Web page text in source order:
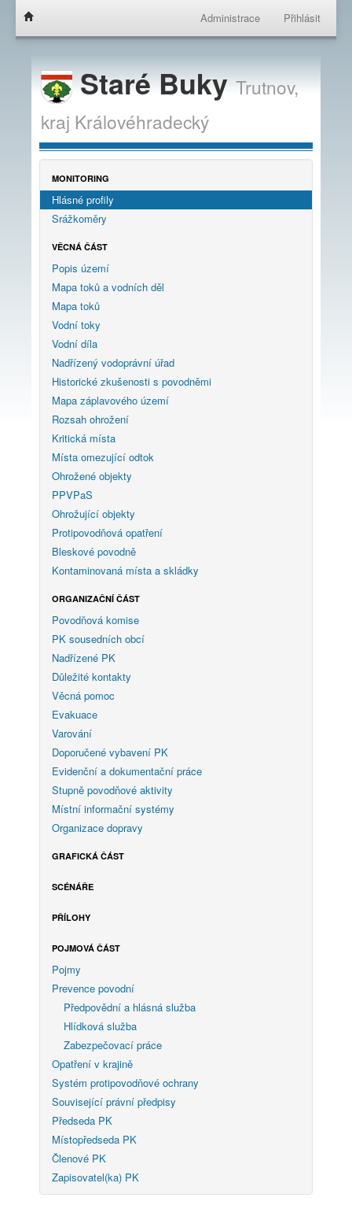
Administrace Přihlásit
Staré BukyTrutnov,
kraj Královéhradecký
MONITORING
Hlásné profily
Srážkoměry
VĚCNÁ ČÁST
Popis území
Mapa toků a vodních děl
Mapa toků
Vodní toky
Vodní díla
Nadřízený vodoprávní úřad
Historické zkušenosti s povodněmi
Mapa záplavového území
Rozsah ohrožení
Kritická místa
Místa omezující odtok
Ohrožené objekty
PPVPaS
Ohrožující objekty
Protipovodňová opatření
Bleskové povodně
Kontaminovaná místa a skládky
ORGANIZAČNÍ ČÁST
Povodňová komise
PK sousedních obcí
Nadřízené PK
Důležité kontakty
Věcná pomoc
Evakuace
Varování
Doporučené vybavení PK
Evidenční a dokumentační práce
Stupně povodňové aktivity
Místní informační systémy
Organizace dopravy
GRAFICKÁ ČÁST
SCÉNÁŘE
PŘÍLOHY
POJMOVÁ ČÁST
Pojmy
Prevence povodní
Předpovědní a hlásná služba
Hlídková služba
Zabezpečovací práce
Opatření v krajině
Systém protipovodňové ochrany
Související právní předpisy
Předseda PK
Místopředseda PK
Členové PK
Zapisovatel(ka) PK